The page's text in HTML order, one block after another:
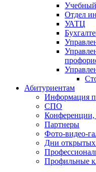
Отдел
УАТЦ
Абитуриентам
Информация
СПО
Партнеры
Фото-видео-
Дни открытых
Профильные